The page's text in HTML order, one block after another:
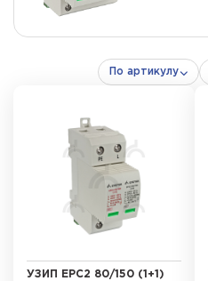
По артикулу
УЗИП ЕРС2 80/150 (1+1)